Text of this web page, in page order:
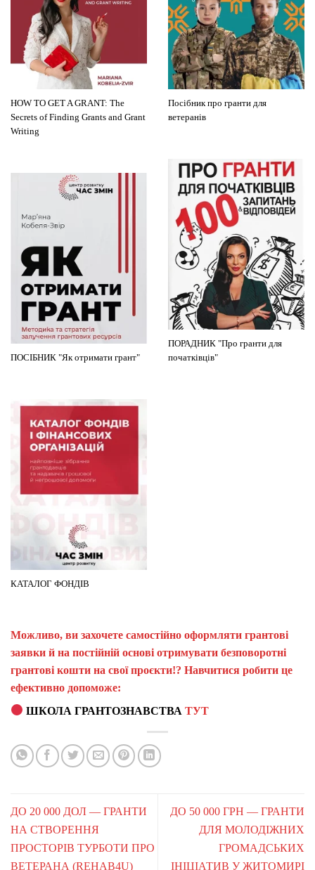
HOW TO GET A GRANT: The
Secrets of Finding Grants and Grant
Writing
Посібник про гранти для
ветеранів
ПОРАДНИК "Про гранти для
початківців"
ПОСІБНИК "Як отримати грант"
КАТАЛОГ ФОНДІВ
Можливо, ви захочете самостійно оформляти грантові
заявки й на постійній основі отримувати безповоротні
грантові кошти на свої проєкти!? Навчитися робити це
ефективно допоможе:
ШКОЛА ГРАНТОЗНАВСТВАТУТ
ДО 20 000 ДОЛ — ГРАНТИ
НА СТВОРЕННЯ
ПРОСТОРІВ ТУРБОТИ ПРО
ВЕТЕРАНА (REHAB4U)
ДО 50 000 ГРН — ГРАНТИ
ДЛЯ МОЛОДІЖНИХ
ГРОМАДСЬКИХ
ІНІЦІАТИВ У ЖИТОМИРІ